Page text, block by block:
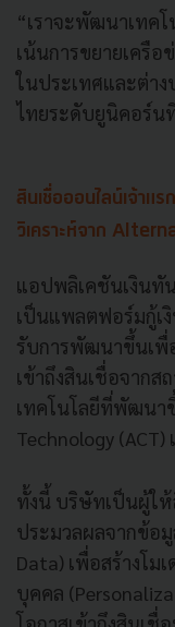
“เราจะพัฒนาเทค
เน้นการขยายเครือ
ในประเทศและต่า
ไทยระดับยูนิคอร์น
สินเชื่อออนไลน์เจ้าแ
วิเคราะห์จาก
แอปพลิเคชันเงินทั
เป็นแพลตฟอร์มกู้เ
รับการพัฒนาขึ้นเพื่
เข้าถึงสินเชื่อจากส
เทคโนโลยีที่พัฒนา
Technology
ทั้งนี้ บริษัทเป็นผู้ใ
ประมวลผลจากข้อ
Data) เพื่อสร้างโ
บุคคล